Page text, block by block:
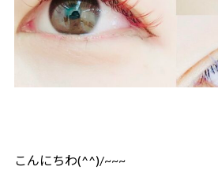
こんにちわ(^^)/~~~